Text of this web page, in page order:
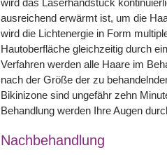
wird das Laserhandstück
ausreichend erwärmt ist, um die
wird die Lichtenergie in Form
Hautoberfläche gleichzeitig durch
Verfahren werden alle Haare im
nach der Größe der zu
Bikinizone sind ungefähr zehn
Behandlung werden Ihre Augen
Nachbehandlung